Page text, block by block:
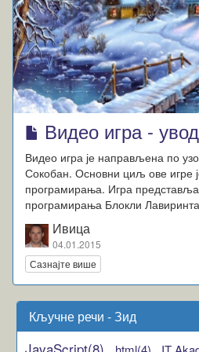
Видео игра -
Видео игра је направљена по
Сокобан. Основни циљ ове игре
програмирања. Игра
програмирања Блокли
Ивица
04.01.2015
Сазнајте више
Кључне речи - Зид